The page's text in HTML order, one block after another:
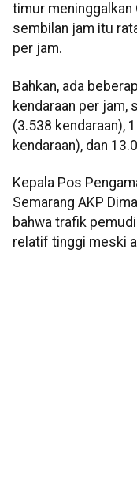
timur meninggalkan
sembilan jam itu
per jam.
Bahkan, ada
kendaraan per jam,
(3.538 kendaraan),
kendaraan), dan
Kepala Pos
Semarang AKP
bahwa trafik
relatif tinggi meski